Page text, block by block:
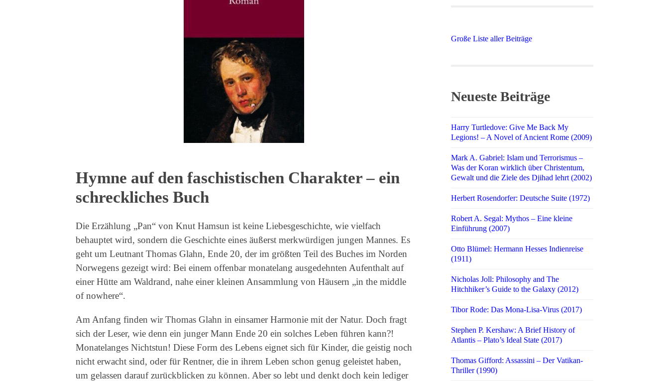
Hymne auf den faschistischen Charakter – ein
schreckliches Buch
Die Erzählung „Pan“ von Knut Hamsun ist keine Liebesgeschichte, wie vielfach
behauptet wird, sondern die Geschichte eines äußerst merkwürdigen jungen Mannes. Es
geht um Leutnant Thomas Glahn, Ende 20, der im größten Teil des Buches im Norden
Norwegens gezeigt wird: Bei einem offenbar monatelang ausgedehnten Aufenthalt auf
einer Hütte am Waldrand, nahe einer kleinen Ansammlung von Häusern „in the middle
of nowhere“.
Am Anfang finden wir Thomas Glahn in einsamer Harmonie mit der Natur. Doch fragt
sich der Leser, wie denn ein junger Mann Ende 20 ein solches Leben führen kann?!
Monatelanges Nichtstun! Diese Form des Lebens eignet sich für Kinder, die geistig noch
nicht erwacht sind, oder für Rentner, die in ihrem Leben schon genug geleistet haben,
um gelassen darauf zurückblicken zu können. Aber so lebt und denkt doch kein lediger
Große Liste aller Beiträge
Neueste Beiträge
Harry Turtledove: Give Me Back My
Legions! – A Novel of Ancient Rome (2009)
Mark A. Gabriel: Islam und Terrorismus –
Was der Koran wirklich über Christentum,
Gewalt und die Ziele des Djihad lehrt (2002)
Herbert Rosendorfer: Deutsche Suite (1972)
Robert A. Segal: Mythos – Eine kleine
Einführung (2007)
Otto Blümel: Hermann Hesses Indienreise
(1911)
Nicholas Joll: Philosophy and The
Hitchhiker’s Guide to the Galaxy (2012)
Tibor Rode: Das Mona-Lisa-Virus (2017)
Stephen P. Kershaw: A Brief History of
Atlantis – Plato’s Ideal State (2017)
Thomas Gifford: Assassini – Der Vatikan-
Thriller (1990)